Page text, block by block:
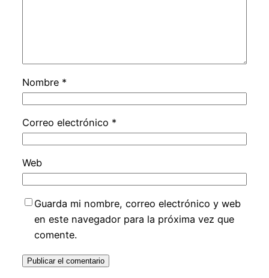
Nombre *
Correo electrónico *
Web
Guarda mi nombre, correo electrónico y web
en este navegador para la próxima vez que
comente.